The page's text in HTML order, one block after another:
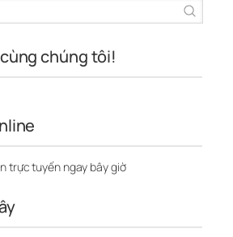
chúng tôi!
trực tuyến ngay bây giờ